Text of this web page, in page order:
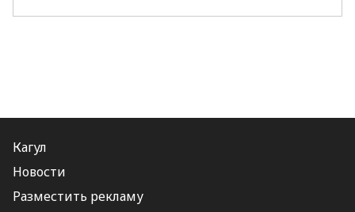
Кагул
Новости
Разместить рекламу